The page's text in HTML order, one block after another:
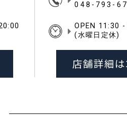
048-793-
OPEN 11:30 -
(水曜日定休)
店舗詳細は